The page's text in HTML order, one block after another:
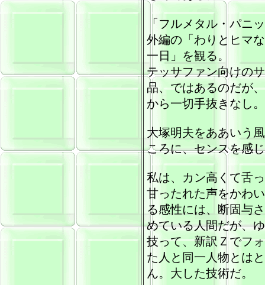
「フルメタル・パニ
外編の「わりとヒマ
一日」を観る。
テッサファン向けの
品、ではあるのだが
から一切手抜きなし。
大塚明夫をああいう
ころに、センスを感
私は、カン高くて舌
甘ったれた声をかわ
る感性には、断固与
めている人間だが、
技って、新訳Ｚでフ
た人と同一人物とは
ん。大した技術だ。